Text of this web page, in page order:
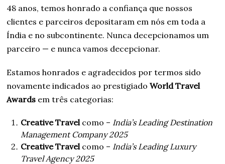
48 anos, temos honrado a confiança que nossos
clientes e parceiros depositaram em nós em toda a
Índia e no subcontinente. Nunca decepcionamos um
parceiro — e nunca vamos decepcionar.
Estamos honrados e agradecidos por termos sido
novamente indicados ao prestigiadoWorld Travel
Awards em três categorias:
Creative Travel como – India’s Leading Destination
Management Company 2025
Creative Travel como – India’s Leading Luxury
Travel Agency 2025